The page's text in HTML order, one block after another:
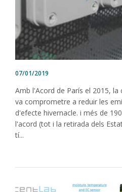
07/01/2019
Amb l'Acord de París el 2015,
va comprometre a reduir les
d'efecte hivernacle. i més de
l'acord (tot i la retirada dels
tí...